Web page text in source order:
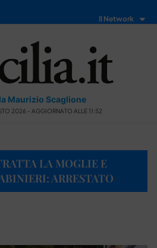
Il Network
Maurizio Scaglione
2026 - AGGIORNATO ALLE 11:52
LA MOGLIE E
ARRESTATO